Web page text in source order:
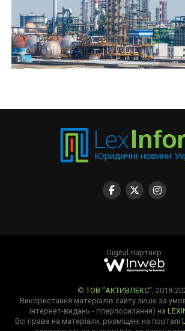
Digital-партнер
© ТОВ "АКТИВЛЕКС", 2018-
Використання матеріалів сайту лише за
інтернет-видань - гіперпосилання) на
Всі права на матеріали, розміщені на порталі